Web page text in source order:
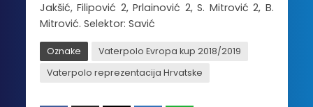
Jakšić, Filipović 2, Prlainović 2, S. Mitrović 2, B.
Mitrović. Selektor: Savić
Oznake
Vaterpolo Evropa kup 2018/2019
Vaterpolo reprezentacija Hrvatske